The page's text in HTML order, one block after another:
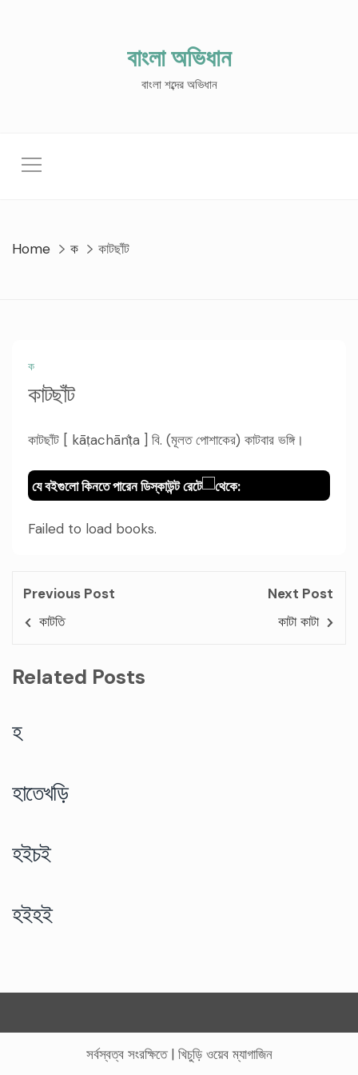
বাংলা অভিধান
বাংলা শব্দের অভিধান
Home ক কাটছাঁট
ক
কাটছাঁট
কাটছাঁট [ kāṭachānṭa ] বি. (মূলত পোশাকের) কাটবার ভঙ্গি।
যে বইগুলো কিনতে পারেন ডিস্কাউন্ট রেটে থেকে:
Failed to load books.
Previous Post
কাটতি
Next Post
কাটা কাটা
Related Posts
হ
হাতেখড়ি
হইচই
হইহই
সর্বস্বত্ব সংরক্ষিতে | খিচুড়ি ওয়েব ম্যাগাজিন